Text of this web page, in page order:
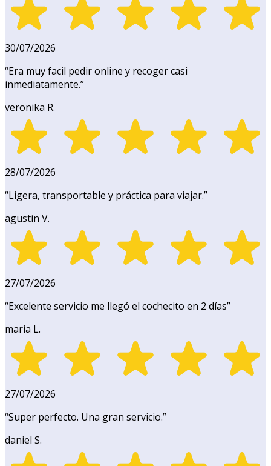
30/07/2026
“Era muy facil pedir online y recoger casi
inmediatamente.”
veronika R.
28/07/2026
“Ligera, transportable y práctica para viajar.”
agustin V.
27/07/2026
“Excelente servicio me llegó el cochecito en 2 días”
maria L.
27/07/2026
“Super perfecto. Una gran servicio.”
daniel S.